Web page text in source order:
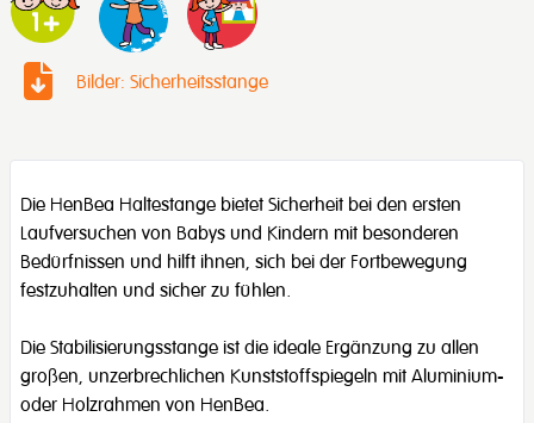
Bilder: Sicherheitsstange
Die HenBea Haltestange bietet Sicherheit bei den ersten
Laufversuchen von Babys und Kindern mit besonderen
Bedürfnissen und hilft ihnen, sich bei der Fortbewegung
festzuhalten und sicher zu fühlen.
Die Stabilisierungsstange ist die ideale Ergänzung zu allen
großen, unzerbrechlichen Kunststoffspiegeln mit Aluminium-
oder Holzrahmen von HenBea.